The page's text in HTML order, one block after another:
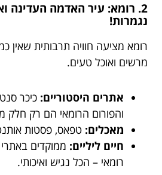
2. רומא: עיר האדמה העדינה
נגמרות!
רומא מציעה חוויה תרבותית שאין
מרשים ואוכל טעים.
אתרים היסטוריים: כיכר
והפורום הרומאי הם רק חלק
מאכלים: טפאס, פסטות
חיים ליליים: ממוקדים באתרי
רומאי – הכל נגיש ואיכותי.